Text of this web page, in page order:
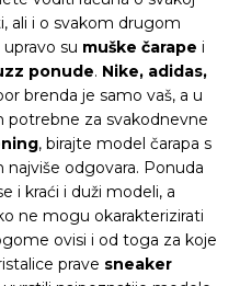
VIŠE
SLUŽBA
i jednostavno
RAČUNA
VIŠE
ali i o svakom drugom
su muške čarape i
ponude. Nike, adidas,
brenda je samo vaš, a u
potrebne za svakodnevne
, birajte model čarapa s
najviše odgovara. Ponuda
i kraći i duži modeli, a
ne mogu okarakterizirati
ovisi i od toga za koje
prave sneaker